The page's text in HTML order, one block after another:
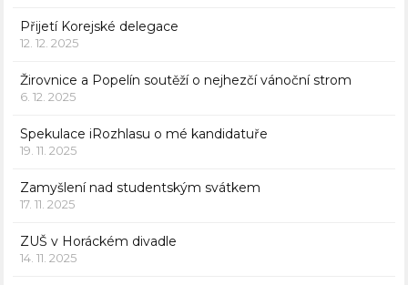
Přijetí Korejské delegace
12. 12. 2025
Žirovnice a Popelín soutěží o nejhezčí vánoční strom
6. 12. 2025
Spekulace iRozhlasu o mé kandidatuře
19. 11. 2025
Zamyšlení nad studentským svátkem
17. 11. 2025
ZUŠ v Horáckém divadle
14. 11. 2025